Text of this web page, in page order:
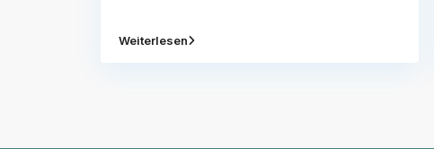
Weiterlesen